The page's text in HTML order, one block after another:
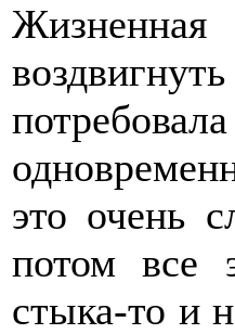
это очень
потом все
стыка-то и